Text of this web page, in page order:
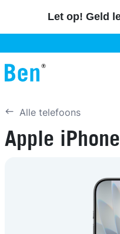
Let op! Geld
Alle telefoons
Apple